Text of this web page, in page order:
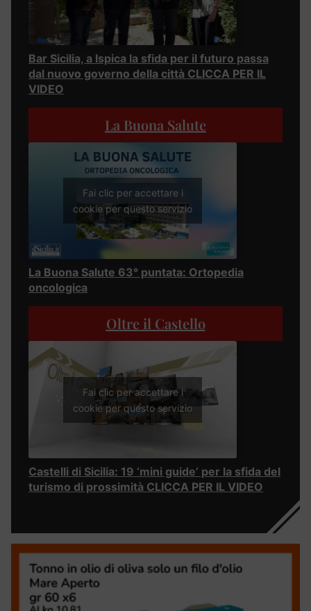
Bar Sicilia, a Ispica la sfida per il futuro passa
dal nuovo governo della città CLICCA PER IL
VIDEO
La Buona Salute
Fai clic per accettare i
cookie per questo servizio
La Buona Salute 63° puntata: Ortopedia
oncologica
Oltre il Castello
Fai clic per accettare i
cookie per questo servizio
Castelli di Sicilia: 19 ‘mini guide’ per la sfida del
turismo di prossimità CLICCA PER IL VIDEO